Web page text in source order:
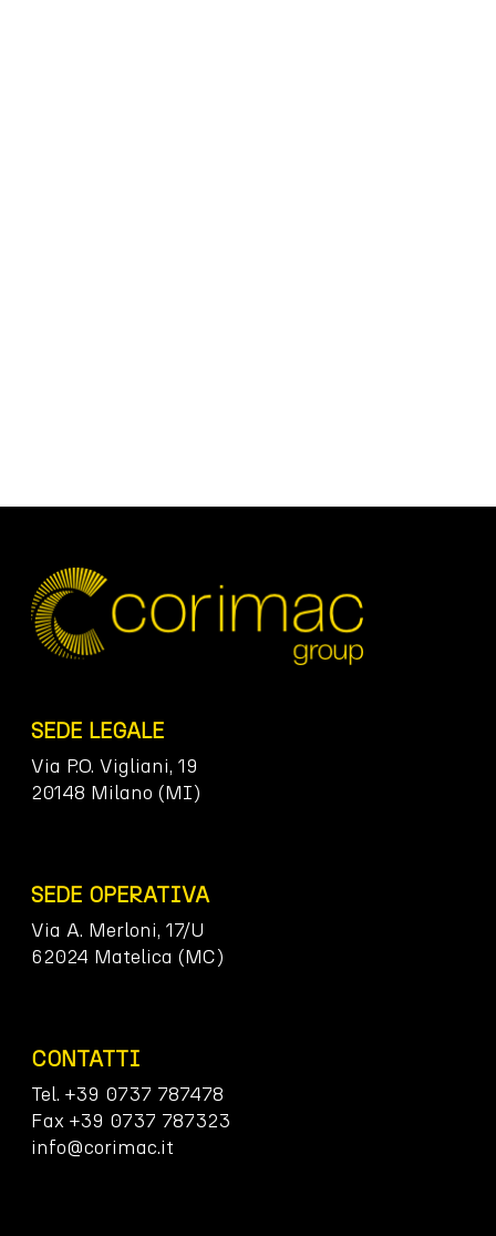
SEDE LEGALE
Via P.O. Vigliani, 19
20148 Milano (MI)
SEDE OPERATIVA
Via A. Merloni, 17/U
62024 Matelica (MC)
CONTATTI
Tel. +39 0737 787478
Fax +39 0737 787323
info@corimac.it